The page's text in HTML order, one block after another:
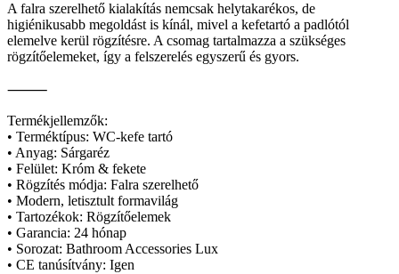
A falra szerelhető kialakítás nemcsak helytakarékos, de
higiénikusabb megoldást is kínál, mivel a kefetartó a padlótól
elemelve kerül rögzítésre. A csomag tartalmazza a szükséges
rögzítőelemeket, így a felszerelés egyszerű és gyors.
⸻
Termékjellemzők:
• Terméktípus: WC-kefe tartó
• Anyag: Sárgaréz
• Felület: Króm & fekete
• Rögzítés módja: Falra szerelhető
• Modern, letisztult formavilág
• Tartozékok: Rögzítőelemek
• Garancia: 24 hónap
• Sorozat: Bathroom Accessories Lux
• CE tanúsítvány: Igen